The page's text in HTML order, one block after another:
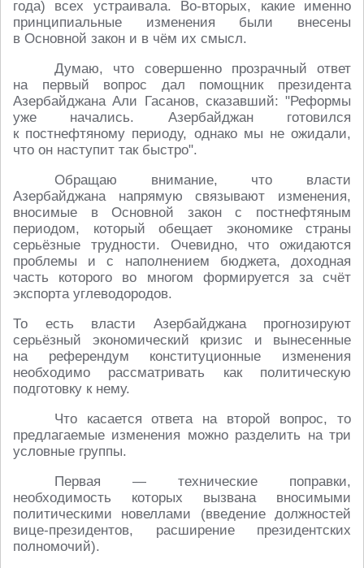
года) всех устраивала. Во-вторых, какие именно
принципиальные изменения были внесены
в Основной закон и в чём их смысл.
Думаю, что совершенно прозрачный ответ
на первый вопрос дал помощник президента
Азербайджана Али Гасанов, сказавший: "Реформы
уже начались. Азербайджан готовился
к постнефтяному периоду, однако мы не ожидали,
что он наступит так быстро".
Обращаю внимание, что власти
Азербайджана напрямую связывают изменения,
вносимые в Основной закон с постнефтяным
периодом, который обещает экономике страны
серьёзные трудности. Очевидно, что ожидаются
проблемы и с наполнением бюджета, доходная
часть которого во многом формируется за счёт
экспорта углеводородов.
То есть власти Азербайджана прогнозируют
серьёзный экономический кризис и вынесенные
на референдум конституционные изменения
необходимо рассматривать как политическую
подготовку к нему.
Что касается ответа на второй вопрос, то
предлагаемые изменения можно разделить на три
условные группы.
Первая — технические поправки,
необходимость которых вызвана вносимыми
политическими новеллами (введение должностей
вице-президентов, расширение президентских
полномочий).